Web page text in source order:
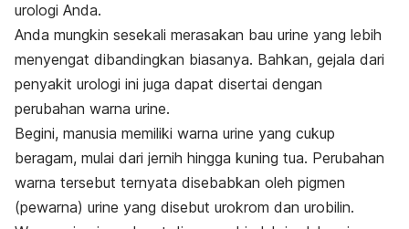
urologi Anda.
Anda mungkin sesekali merasakan bau urine yang lebih
menyengat dibandingkan biasanya. Bahkan, gejala dari
penyakit urologi ini juga dapat disertai dengan
perubahan warna urine.
Begini, manusia memiliki warna urine yang cukup
beragam, mulai dari jernih hingga kuning tua. Perubahan
warna tersebut ternyata disebabkan oleh pigmen
(pewarna) urine yang disebut urokrom dan urobilin.